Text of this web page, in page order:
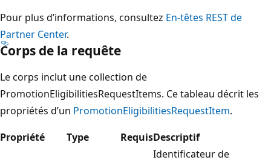
Pour plus d’informations, consultez En-têtes REST de
Partner Center.
Corps de la requête
Le corps inclut une collection de
PromotionEligibilitiesRequestItems. Ce tableau décrit les
propriétés d’un PromotionEligibilitiesRequestItem.
Propriété
Type RequisDescriptif
Identificateur de